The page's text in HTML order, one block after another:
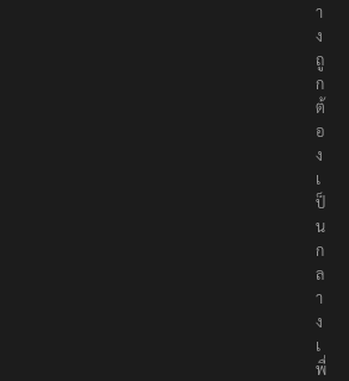
า
ง
ถู
ก
ต้
อ
ง
เ
ป็
น
ก
ล
า
ง
เ
พื่